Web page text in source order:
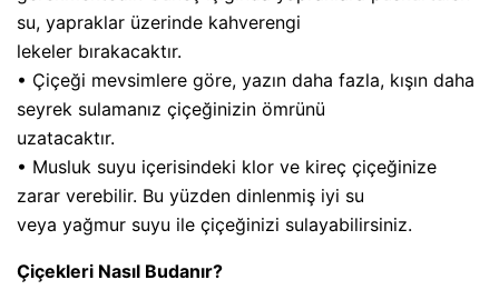
su, yapraklar üzerinde kahverengi
lekeler bırakacaktır.
• Çiçeği mevsimlere göre, yazın daha fazla, kışın daha
seyrek sulamanız çiçeğinizin ömrünü
uzatacaktır.
• Musluk suyu içerisindeki klor ve kireç çiçeğinize
zarar verebilir. Bu yüzden dinlenmiş iyi su
veya yağmur suyu ile çiçeğinizi sulayabilirsiniz.
Çiçekleri Nasıl Budanır?